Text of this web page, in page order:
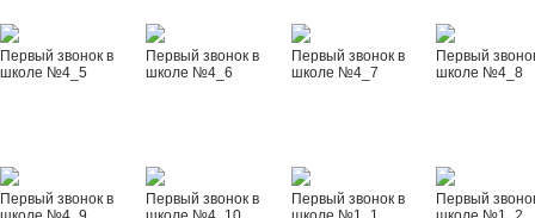
Первый звонок в
школе №4_5
Первый звонок в
школе №4_6
Первый звонок в
школе №4_7
Первый
школе №4_8
Первый звонок в
Первый звонок в
Первый звонок в
Первый